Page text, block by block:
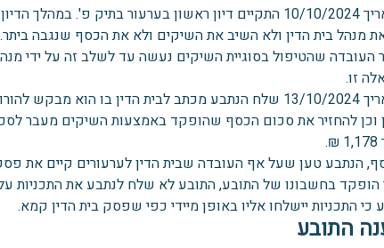
בתאריך 10/10/2024 התקיים דיון ראשון בערעור בתיק פ'.
מנהל בית הדין ולא השיב את השיקים ולא את הכסף שנגבה ביתר.
העובדה שהטיפול בסוגיית השיקים נעשה עד לשלב זה על ידי
זו.
בתאריך 13/10/2024 שלח הנתבע מכתב לבית הדין בו הוא
וכן להחזיר את סכום הכסף שהופקד באמצעות השיקים מעבר
הנתבע טען שעל אף העובדה שבית הדין לערעורים קיים את
הופקד בחשבונו של התובע, התובע לא שלח לנתבע את התכניות
כי התכניות יישלחו אליו באופן מיידי כפי שפסק בית הדין קמא.
התובע